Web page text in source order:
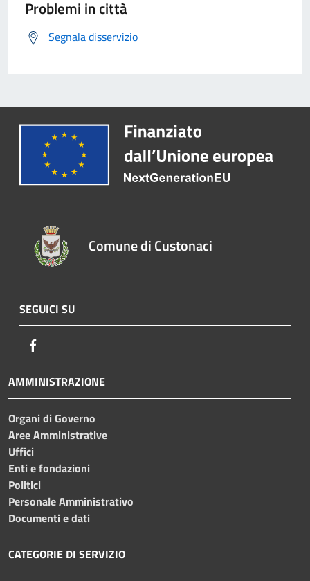
Problemi in città
Segnala disservizio
Comune di Custonaci
SEGUICI SU
AMMINISTRAZIONE
Organi di Governo
Aree Amministrative
Uffici
Enti e fondazioni
Politici
Personale Amministrativo
Documenti e dati
CATEGORIE DI SERVIZIO